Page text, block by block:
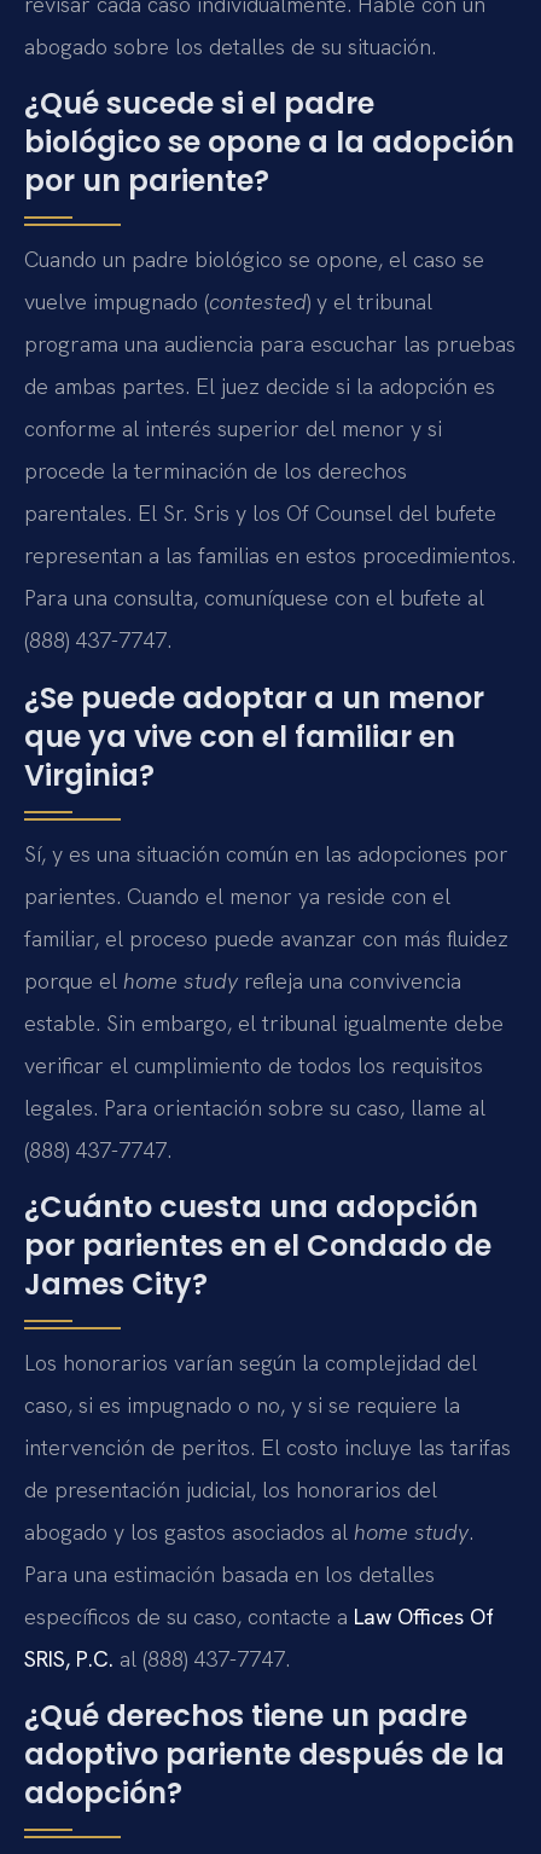
abogado sobre los detalles de su situación.
¿Qué sucede si el padre
biológico se opone a la adopción
por un pariente?
Cuando un padre biológico se opone, el caso se
vuelve impugnado (contested) y el tribunal
programa una audiencia para escuchar las pruebas
de ambas partes. El juez decide si la adopción es
conforme al interés superior del menor y si
procede la terminación de los derechos
parentales. El Sr. Sris y los Of Counsel del bufete
representan a las familias en estos procedimientos.
Para una consulta, comuníquese con el bufete al
(888) 437-7747.
¿Se puede adoptar a un menor
que ya vive con el familiar en
Virginia?
Sí, y es una situación común en las adopciones por
parientes. Cuando el menor ya reside con el
familiar, el proceso puede avanzar con más fluidez
porque el home study refleja una convivencia
estable. Sin embargo, el tribunal igualmente debe
verificar el cumplimiento de todos los requisitos
legales. Para orientación sobre su caso, llame al
(888) 437-7747.
¿Cuánto cuesta una adopción
por parientes en el Condado de
James City?
Los honorarios varían según la complejidad del
caso, si es impugnado o no, y si se requiere la
intervención de peritos. El costo incluye las tarifas
de presentación judicial, los honorarios del
abogado y los gastos asociados al home study.
Para una estimación basada en los detalles
específicos de su caso, contacte a Law Offices Of
SRIS, P.C. al (888) 437-7747.
¿Qué derechos tiene un padre
adoptivo pariente después de la
adopción?